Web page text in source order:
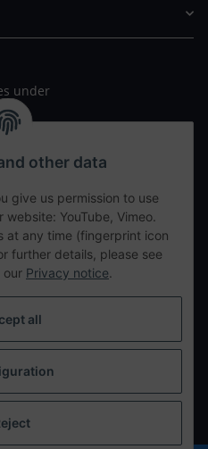
under
contract
other data
give us permission to use
YouTube, Vimeo.
at any time (fingerprint icon
further details, please see
our Privacy notice.
all